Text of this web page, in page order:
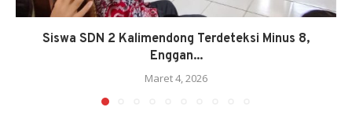
Siswa SDN 2 Kalimendong Terdeteksi Minus 8,
Enggan...
Maret 4, 2026